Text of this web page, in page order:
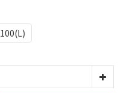
100(L)